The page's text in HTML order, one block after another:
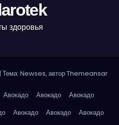
здоровья
| Тема: Newses, авторThemeansar
Авокадо Авокадо
Авокадо
Авокадо Авокадо
Авокадо